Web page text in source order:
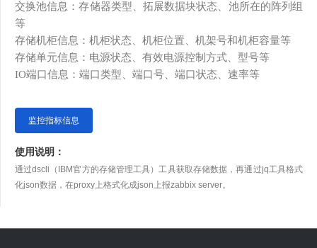
交换池信息：存储器类型、拓展数据块状态、池所在的阵列组
等
存储机柜信息：机柜状态、机柜位置、机架号和机柜容量等
存储单元信息：电源状态、有效电源控制方式、型号等
IO端口信息：端口类型、端口号、端口状态、速率等
监控指标信息
使用说明：
通过dscli（IBM官方的存储管理工具）工具获取存储数据，再通过jq工具格式
化json数据，在proxy上格式化成json上报zabbix server。